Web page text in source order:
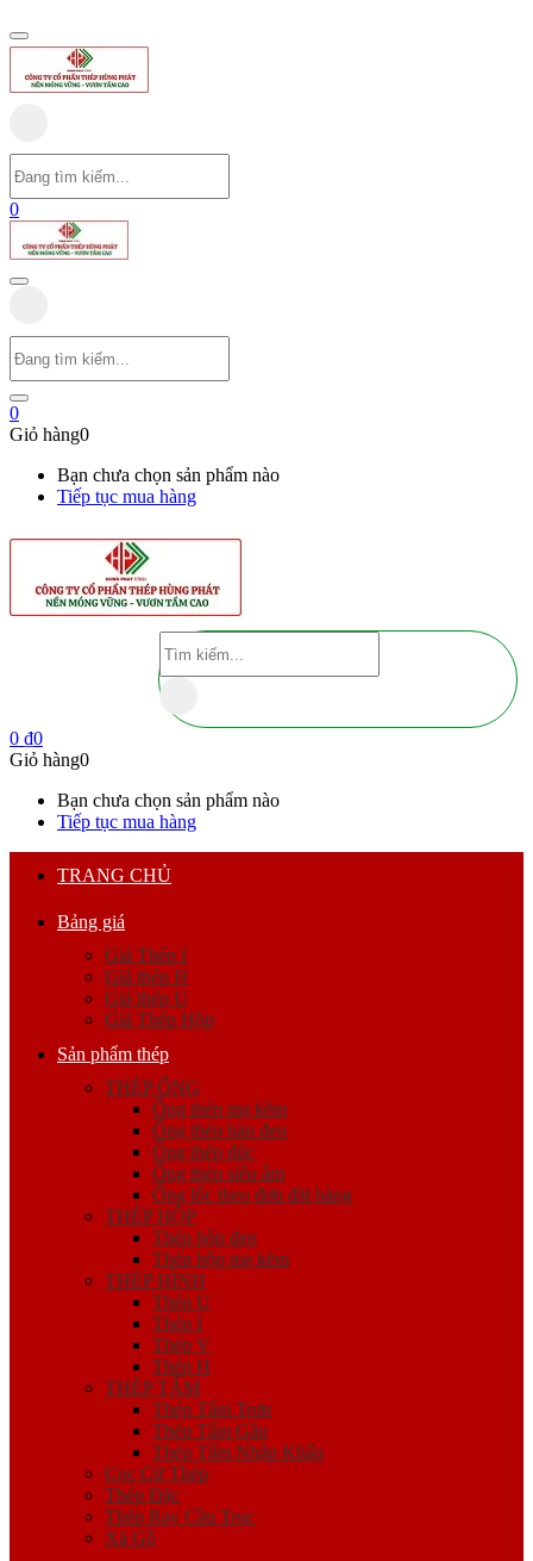
0
0
Giỏ hàng0
Bạn chưa chọn sản phẩm nào
Tiếp tục mua hàng
0 ₫0
Giỏ hàng0
Bạn chưa chọn sản phẩm nào
Tiếp tục mua hàng
TRANG CHỦ
Bảng giá
Giá Thép I
Giá thép H
Giá thép U
Giá Thép Hộp
Sản phẩm thép
THÉP ỐNG
Ống thép mạ kẽm
Ống thép hàn đen
Ống thép đúc
Ống thép siêu âm
Ống lốc theo đơn đặt hàng
THÉP HỘP
Thép hộp đen
Thép hộp mạ kẽm
THÉP HÌNH
Thép U
Thép I
Thép V
Thép H
THÉP TẤM
Thép Tấm Trơn
Thép Tấm Gân
Thép Tấm Nhập Khẩu
Cọc Cừ Thép
Thép Đặc
Thép Ray Cầu Trục
Xà Gồ